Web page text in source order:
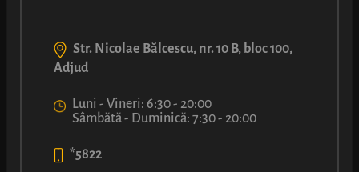
Str. Nicolae Bălcescu, nr. 10 B, bloc 100,
Adjud
Luni - Vineri: 6:30 - 20:00
Sâmbătă - Duminică: 7:30 - 20:00
*5822